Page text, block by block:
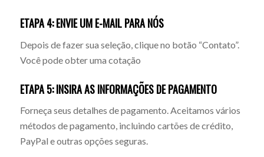
ETAPA 4: ENVIE UM E-MAIL PARA NÓS
Depois de fazer sua seleção, clique no botão “Contato”.
Você pode obter uma cotação
ETAPA 5: INSIRA AS INFORMAÇÕES DE PAGAMENTO
Forneça seus detalhes de pagamento. Aceitamos vários
métodos de pagamento, incluindo cartões de crédito,
PayPal e outras opções seguras.